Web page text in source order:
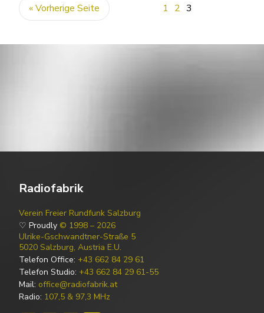
« Vorherige Seite 1 2 3
Radiofabrik
Verein Freier Rundfunk Salzburg
♡ Proudly © 1998 – 2026
Ulrike-Gschwandtner-Straße 5
5020 Salzburg, Austria E.U.
Telefon Office: +43 662 84 29 61
Telefon Studio: +43 662 84 29 61-55
Mail: office@radiofabrik.at
Radio: 107,5 & 97,3 MHz